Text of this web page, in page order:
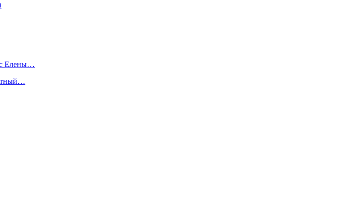
Елены…